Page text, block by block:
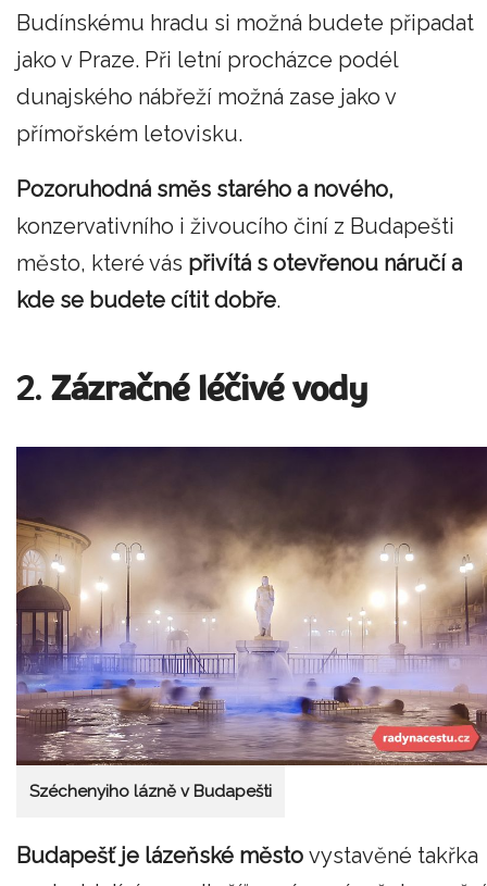
Budínskému hradu si možná budete připadat
jako v Praze. Při letní procházce podél
dunajského nábřeží možná zase jako v
přímořském letovisku.
Pozoruhodná směs starého a nového,
konzervativního i živoucího činí z Budapešti
město, které vás přivítá s otevřenou náručí a
kde se budete cítit dobře.
2. Zázračné léčivé vody
Széchenyiho lázně v Budapešti
Budapešť je lázeňské město vystavěné takřka